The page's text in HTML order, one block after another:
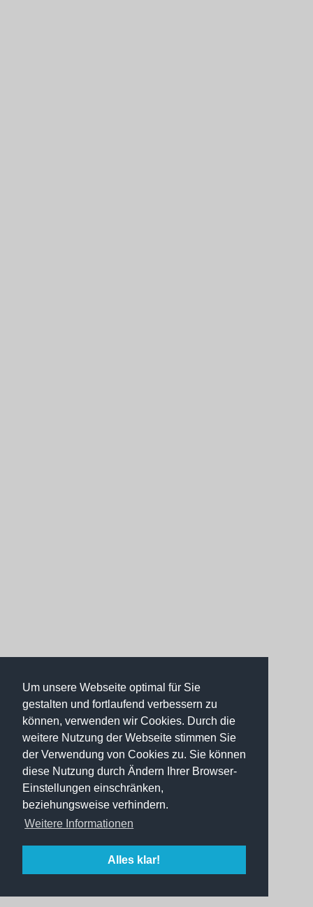
Um unsere Webseite optimal für Sie
gestalten und fortlaufend verbessern zu
können, verwenden wir Cookies. Durch die
weitere Nutzung der Webseite stimmen Sie
der Verwendung von Cookies zu. Sie können
diese Nutzung durch Ändern Ihrer Browser-
Einstellungen einschränken,
beziehungsweise verhindern.
Weitere Informationen
Alles klar!